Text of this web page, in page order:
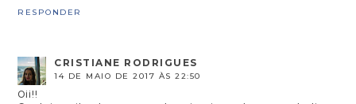
RESPONDER
CRISTIANE RODRIGUES
14 DE MAIO DE 2017 ÀS 22:50
Oii!!